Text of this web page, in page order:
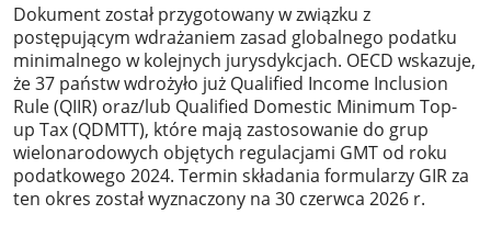
Dokument został przygotowany w związku z
postępującym wdrażaniem zasad globalnego podatku
minimalnego w kolejnych jurysdykcjach. OECD wskazuje,
że 37 państw wdrożyło już Qualified Income Inclusion
Rule (QIIR) oraz/lub Qualified Domestic Minimum Top-
up Tax (QDMTT), które mają zastosowanie do grup
wielonarodowych objętych regulacjami GMT od roku
podatkowego 2024. Termin składania formularzy GIR za
ten okres został wyznaczony na 30 czerwca 2026 r.